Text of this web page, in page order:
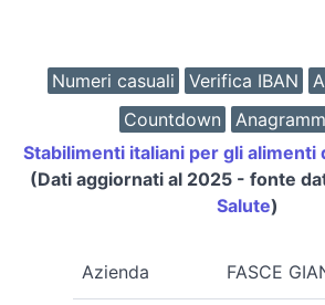
Numeri casuali Verifica IBAN
Countdown
Stabilimenti italiani per gli alimenti
(Dati aggiornati al 2025 - fonte
Salute)
Azienda FASCE